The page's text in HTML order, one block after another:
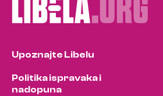
Upoznajte Libelu
Politika ispravaka i
nadopuna